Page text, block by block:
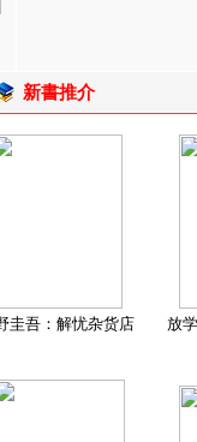
新書推介
圭吾：解忧杂货店 放